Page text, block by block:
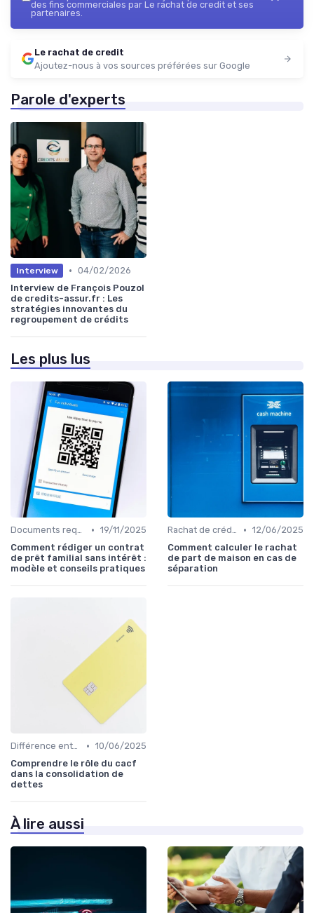
des fins commerciales par Le rachat de credit et ses
partenaires.
Le rachat de credit
Ajoutez-nous à vos sources préférées sur Google
Parole d'experts
Interview • 04/02/2026
Interview de François Pouzol
de credits-assur.fr : Les
stratégies innovantes du
regroupement de crédits
Les plus lus
Documents requis et démarches • 19/11/2025
Comment rédiger un contrat
de prêt familial sans intérêt :
modèle et conseils pratiques
Rachat de crédit immobilier • 12/06/2025
Comment calculer le rachat
de part de maison en cas de
séparation
Différence entre rachat et renégociation • 10/06/2025
Comprendre le rôle du cacf
dans la consolidation de
dettes
À lire aussi